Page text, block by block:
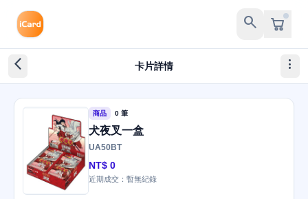
search
arrow_back_ios_new 卡片詳情 more_vert
商品 0 筆
犬夜叉一盒
UA50BT
NT$ 0
近期成交：暫無紀錄